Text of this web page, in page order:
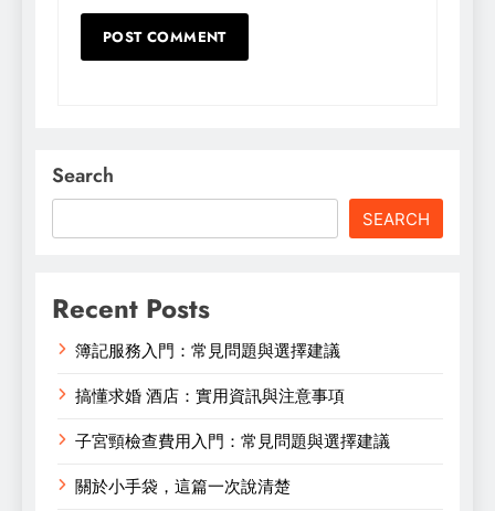
Search
SEARCH
Recent Posts
簿記服務入門：常見問題與選擇建議
搞懂求婚 酒店：實用資訊與注意事項
子宮頸檢查費用入門：常見問題與選擇建議
關於小手袋，這篇一次說清楚